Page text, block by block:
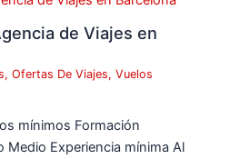
de Viajes en
,Ofertas De Viajes,Vuelos
mínimos Formación
Medio Experiencia mínima Al